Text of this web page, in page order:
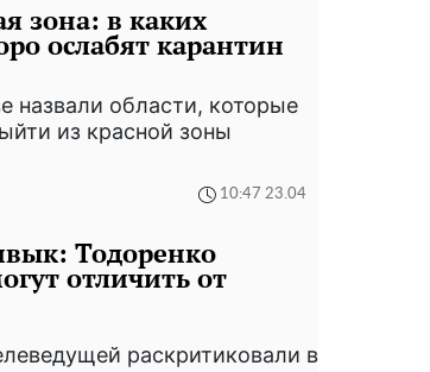
зона: в каких
ослабят карантин
назвали области, которые
из красной зоны
10:47 23.04
Тодоренко
отличить от
раскритиковали в